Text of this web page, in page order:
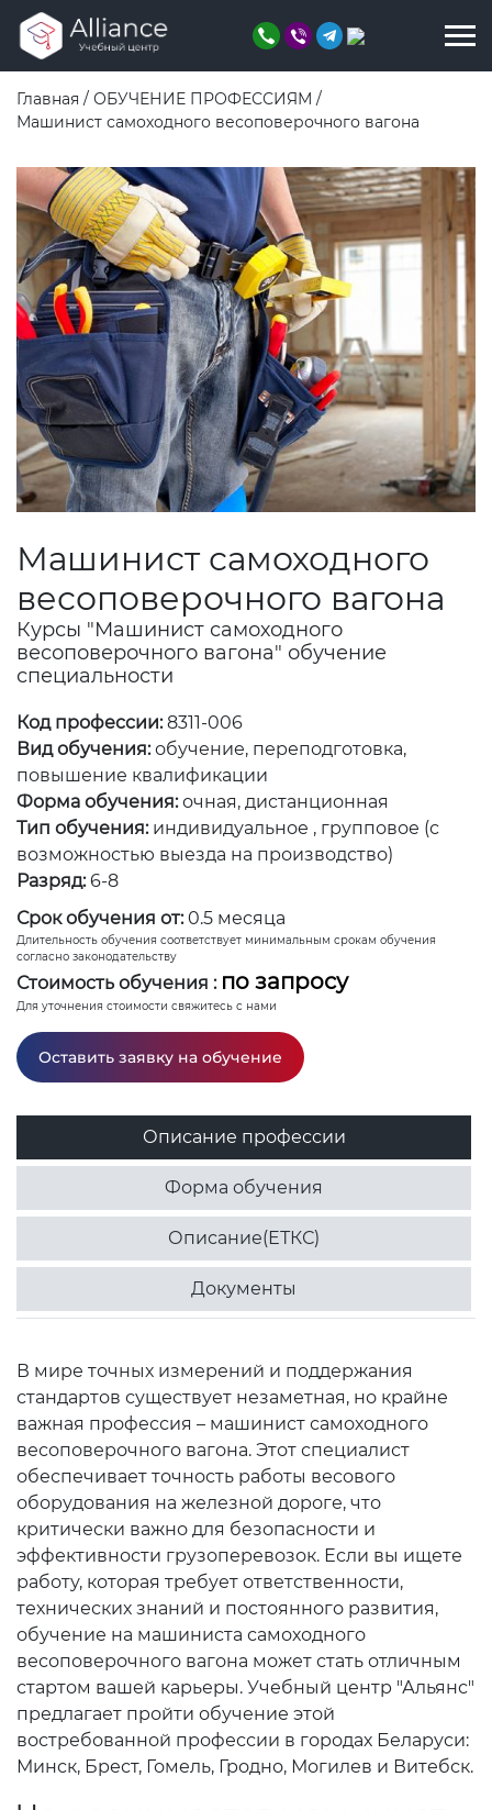
Главная / ОБУЧЕНИЕ ПРОФЕССИЯМ /
Машинист самоходного весоповерочного вагона
Машинист самоходного
весоповерочного вагона
Курсы "Машинист самоходного
весоповерочного вагона" обучение
специальности
Код профессии:8311-006
Вид обучения: обучение, переподготовка,
повышение квалификации
Форма обучения: очная, дистанционная
Тип обучения: индивидуальное , групповое (с
возможностью выезда на производство)
Разряд: 6-8
Срок обучения от: 0.5 месяца
Длительность обучения соответствует минимальным срокам обучения
согласно законодательству
Стоимость обучения : по запросу
Для уточнения стоимости свяжитесь с нами
Оставить заявку на обучение
Описание профессии
Форма обучения
Описание(ЕТКС)
Документы
В мире точных измерений и поддержания
стандартов существует незаметная, но крайне
важная профессия – машинист самоходного
весоповерочного вагона. Этот специалист
обеспечивает точность работы весового
оборудования на железной дороге, что
критически важно для безопасности и
эффективности грузоперевозок. Если вы ищете
работу, которая требует ответственности,
технических знаний и постоянного развития,
обучение на машиниста самоходного
весоповерочного вагона может стать отличным
стартом вашей карьеры. Учебный центр "Альянс"
предлагает пройти обучение этой
востребованной профессии в городах Беларуси:
Минск, Брест, Гомель, Гродно, Могилев и Витебск.